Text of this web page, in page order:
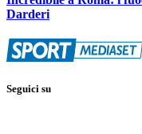
Darderi
Seguici su